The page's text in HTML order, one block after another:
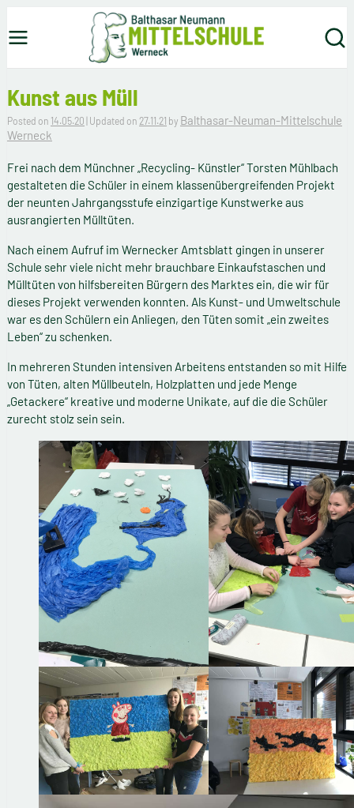
Balthasar-Neumann-
Werneck
Kunst aus Müll
Posted on 14.05.20 | Updated on 27.11.21 by Balthasar-Neuman-Mittelschule
Werneck
Frei nach dem Münchner „Recycling- Künstler“ Torsten Mühlbach
gestalteten die Schüler in einem klassenübergreifenden Projekt
der neunten Jahrgangsstufe einzigartige Kunstwerke aus
ausrangierten Mülltüten.
Nach einem Aufruf im Wernecker Amtsblatt gingen in unserer
Schule sehr viele nicht mehr brauchbare Einkaufstaschen und
Mülltüten von hilfsbereiten Bürgern des Marktes ein, die wir für
dieses Projekt verwenden konnten. Als Kunst- und Umweltschule
war es den Schülern ein Anliegen, den Tüten somit „ein zweites
Leben“ zu schenken.
In mehreren Stunden intensiven Arbeitens entstanden so mit Hilfe
von Tüten, alten Müllbeuteln, Holzplatten und jede Menge
„Getackere“ kreative und moderne Unikate, auf die die Schüler
zurecht stolz sein sein.